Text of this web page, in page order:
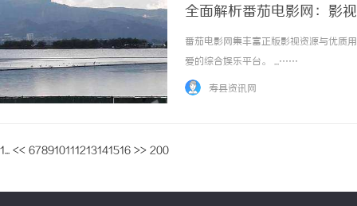
全面解析番茄电影网：影
番茄电影网集丰富正版影视资源与优质
爱的综合娱乐平台。 ...……
寿县资讯网
1... << 678910111213141516 >> 200